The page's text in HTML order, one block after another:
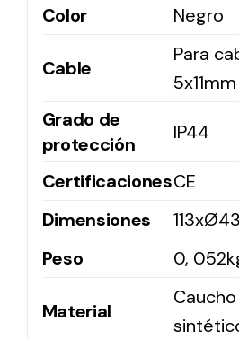
Iluminación Solar
de necesidades.
Solar lighting
Color Negro
Cable
Para
5x11mm
Grado de
protección
IP44
CertificacionesCE
Dimensiones
Peso
0,
Material
Caucho